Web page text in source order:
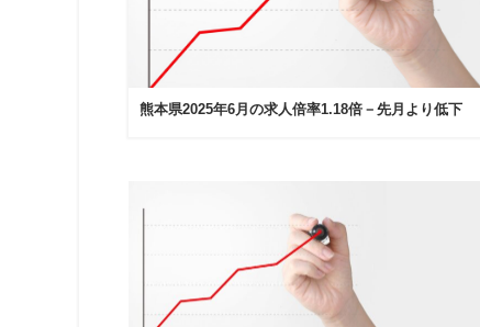
熊本県2025年6月の求人倍率1.18倍－先月より低下